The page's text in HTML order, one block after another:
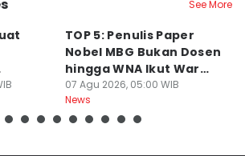
See More
TOP 5: Penulis Paper
Nobel MBG Bukan Dosen
hingga WNA Ikut War
Tiket HUT RI
07 Agu 2026, 05:00 WIB
News